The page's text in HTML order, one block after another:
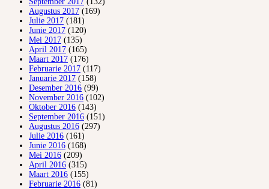
Augustus 2017 (169)
Julie 2017 (181)
Junie 2017 (120)
Mei 2017 (135)
April 2017 (165)
Maart 2017 (176)
Februarie 2017 (117)
Januarie 2017 (158)
Desember 2016 (99)
November 2016 (102)
Oktober 2016 (143)
September 2016 (151)
Augustus 2016 (297)
Julie 2016 (161)
Junie 2016 (168)
Mei 2016 (209)
April 2016 (315)
Maart 2016 (155)
Februarie 2016 (81)